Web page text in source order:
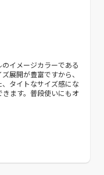
イメージカラーである
展開が豊富ですから、
タイトなサイズ感にな
ます。普段使いにもオ